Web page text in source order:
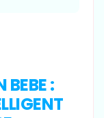
BEBE :